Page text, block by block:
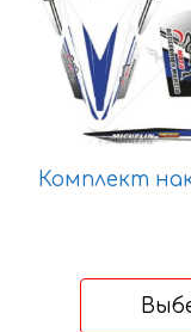
Комплект
выбрать
на
странице
товара.